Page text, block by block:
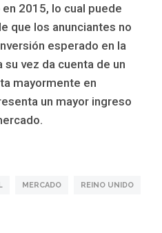
en 2015, lo cual puede
que los anunciantes no
esperado en la
vez da cuenta de un
mayormente en
un mayor ingreso
MERCADO REINO UNIDO